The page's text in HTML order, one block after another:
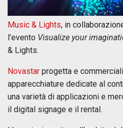
Music & Lights, in
l’evento Visualize your
& Lights.
Novastar progetta e
apparecchiature dedicate al
una varietà di applicazioni e
il digital signage e il rental.